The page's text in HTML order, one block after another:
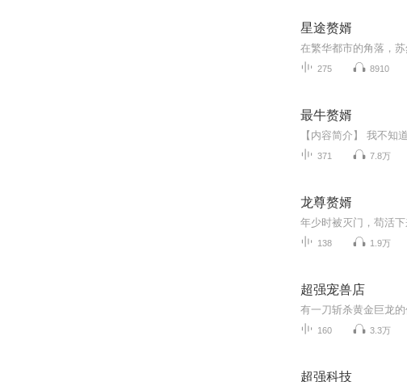
星途赘婿
275 8910
最牛赘婿
371 7.8万
龙尊赘婿
138 1.9万
超强宠兽店
160 3.3万
超强科技